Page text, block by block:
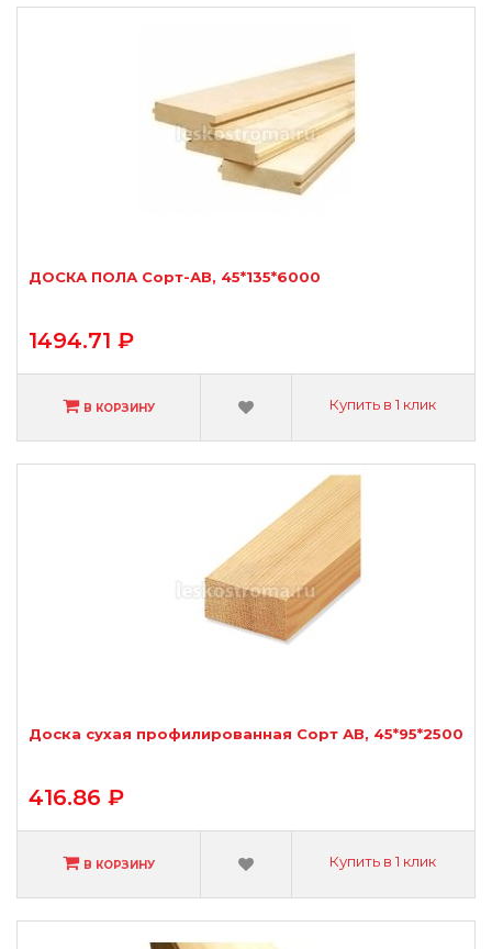
ДОСКА ПОЛА Сорт-АВ, 45*135*6000
1494.71 ₽
В КОРЗИНУ Купить в 1 клик
Доска сухая профилированная Сорт АВ, 45*95*2500
416.86 ₽
В КОРЗИНУ Купить в 1 клик